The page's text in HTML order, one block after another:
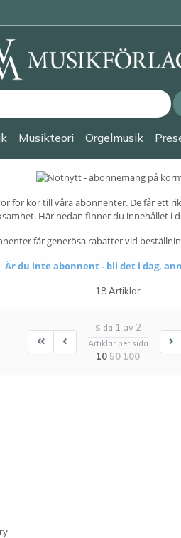
Musikteori Orgelmusik
för kör till våra abonnenter. De får ett
Här nedan finner du innehållet i
får generösa rabatter vid
Är du inte abonnent - bli det i dag,
18 Artiklar
FirstFirst
Sida 1 av 2
Artiklar per sida
10 50 100